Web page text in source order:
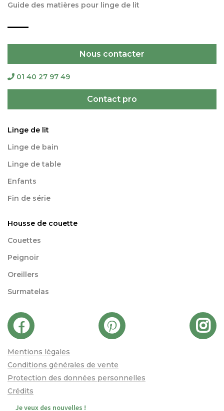
Guide des matières pour linge de lit
Nous contacter
01 40 27 97 49
Contact pro
Linge de lit
Linge de bain
Linge de table
Enfants
Fin de série
Housse de couette
Couettes
Peignoir
Oreillers
Surmatelas
Mentions légales
Conditions générales de vente
Protection des données personnelles
Crédits
Je veux des nouvelles !